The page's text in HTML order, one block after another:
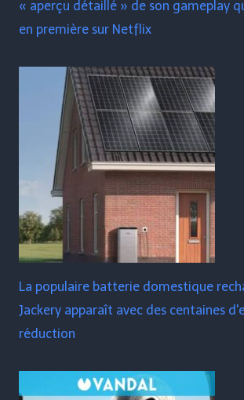
« aperçu détaillé » de son gameplay
en première sur Netflix
La populaire batterie domestique
Jackery apparaît avec des centaines
réduction